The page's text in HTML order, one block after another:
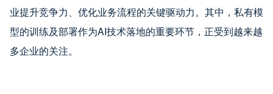
业提升竞争力、优化业务流程的关键驱动力。其中，私有模
型的训练及部署作为AI技术落地的重要环节，正受到越来越
多企业的关注。